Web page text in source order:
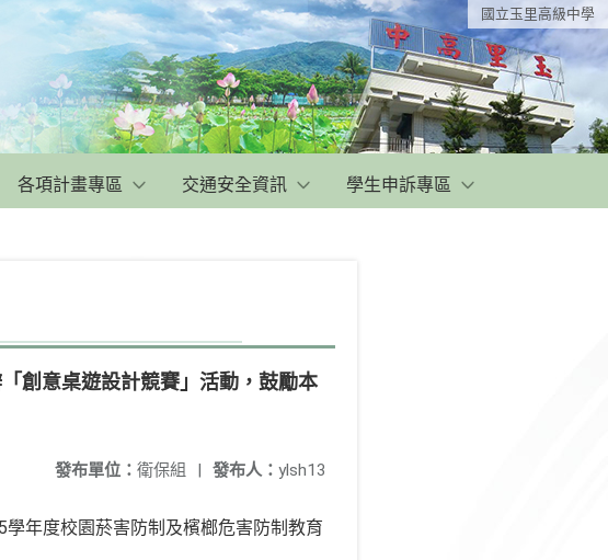
國立玉里高級中學
各項計畫專區 交通安全資訊 學生申訴專區
創意桌遊設計競賽」活動，鼓勵本
發布人： ylsh13
發布單位： 衛保組 |
年度校園菸害防制及檳榔危害防制教育